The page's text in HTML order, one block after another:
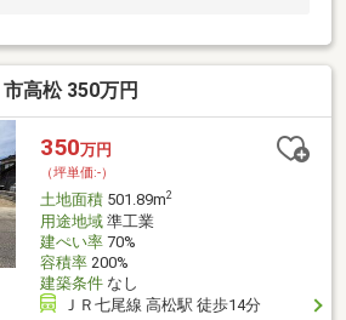
高松 350万円
350万円
（坪単価:-）
土地面積501.89m2
用途地域準工業
建ぺい率70%
容積率200%
建築条件なし
ＪＲ七尾線 高松駅 徒歩14分